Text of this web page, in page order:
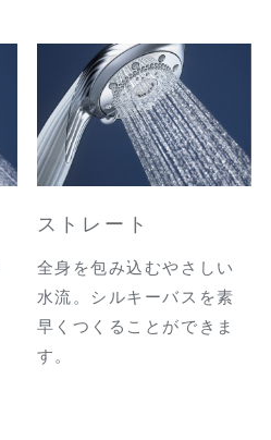
ストレート
全身を包み込むやさしい
水流。シルキーバスを素
早くつくることができま
す。